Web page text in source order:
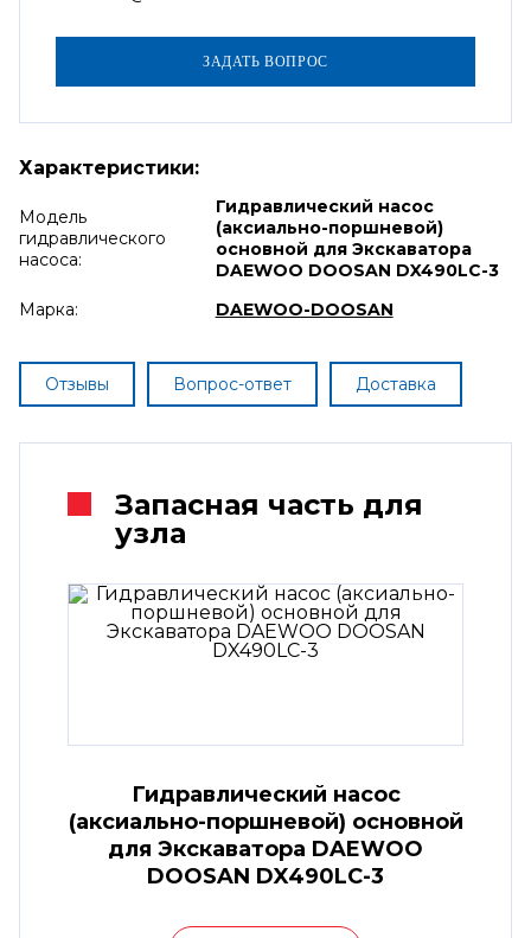
Характеристики:
Модель
гидравлического
насоса:
Гидравлический насос
(аксиально-поршневой)
основной для Экскаватора
DAEWOO DOOSAN DX490LC-3
Марка:
DAEWOO-DOOSAN
Отзывы Вопрос-ответ Доставка
Запасная часть для
узла
Гидравлический насос
(аксиально-поршневой) основной
для Экскаватора DAEWOO
DOOSAN DX490LC-3